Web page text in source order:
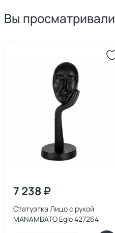
Вы просматривали
7 238 ₽
Статуэтка Лицо с рукой
MANAMBATO Eglo 427264